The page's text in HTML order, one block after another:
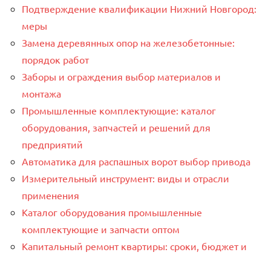
Подтверждение квалификации Нижний Новгород:
меры
Замена деревянных опор на железобетонные:
порядок работ
Заборы и ограждения выбор материалов и
монтажа
Промышленные комплектующие: каталог
оборудования, запчастей и решений для
предприятий
Автоматика для распашных ворот выбор привода
Измерительный инструмент: виды и отрасли
применения
Каталог оборудования промышленные
комплектующие и запчасти оптом
Капитальный ремонт квартиры: сроки, бюджет и